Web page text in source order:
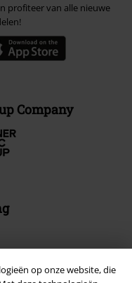
op onze website, die
profiteer van alle nieuwe
Company